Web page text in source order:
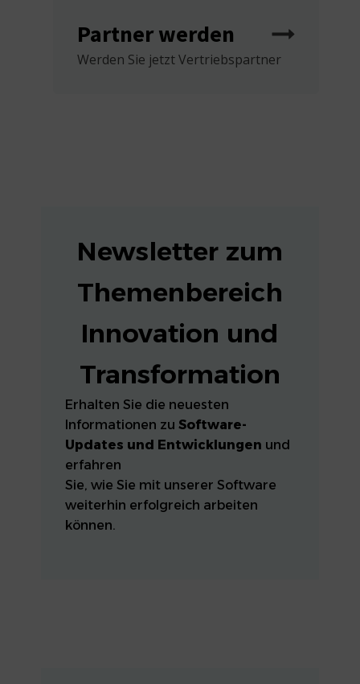
Partner werden
Werden Sie jetzt Vertriebspartner
Newsletter zum
Themenbereich
Innovation und
Transformation
Erhalten Sie die neuesten
Informationen zu Software-
Updates und Entwicklungen und
erfahren
Sie, wie Sie mit unserer Software
weiterhin erfolgreich arbeiten
können.